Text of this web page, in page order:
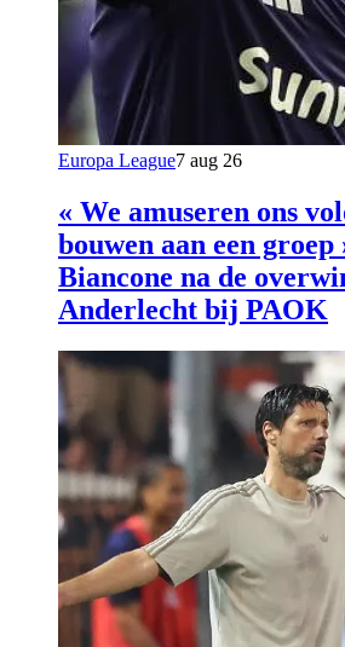
Europa League7 aug 26
« We amuseren ons
bouwen aan een
Biancone na de
Anderlecht bij PAOK